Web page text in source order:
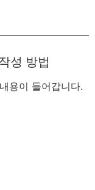
성 방법
용이 들어갑니다.